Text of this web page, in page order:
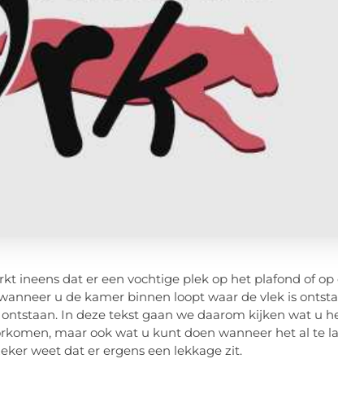
ineens dat er een vochtige plek op het plafond of
u de kamer binnen loopt waar de vlek is
In deze tekst gaan we daarom kijken wat u
maar ook wat u kunt doen wanneer het al te
weet dat er ergens een lekkage zit.